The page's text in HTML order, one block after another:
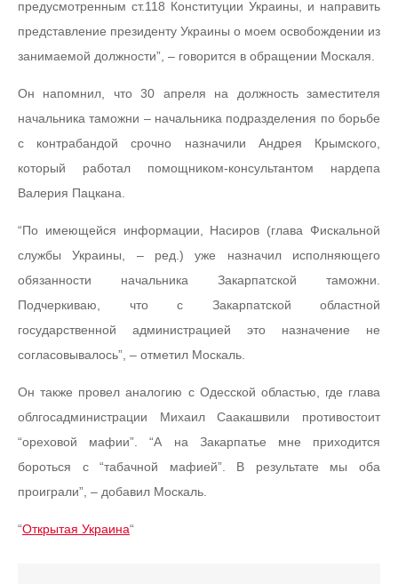
предусмотренным ст.118 Конституции Украины, и направить
представление президенту Украины о моем освобождении из
занимаемой должности”, – говорится в обращении Москаля.
Он напомнил, что 30 апреля на должность заместителя
начальника таможни – начальника подразделения по борьбе
с контрабандой срочно назначили Андрея Крымского,
который работал помощником-консультантом нардепа
Валерия Пацкана.
“По имеющейся информации, Насиров (глава Фискальной
службы Украины, – ред.) уже назначил исполняющего
обязанности начальника Закарпатской таможни.
Подчеркиваю, что с Закарпатской областной
государственной администрацией это назначение не
согласовывалось”, – отметил Москаль.
Он также провел аналогию с Одесской областью, где глава
облгосадминистрации Михаил Саакашвили противостоит
“ореховой мафии”. “А на Закарпатье мне приходится
бороться с “табачной мафией”. В результате мы оба
проиграли”, – добавил Москаль.
“Открытая Украина“